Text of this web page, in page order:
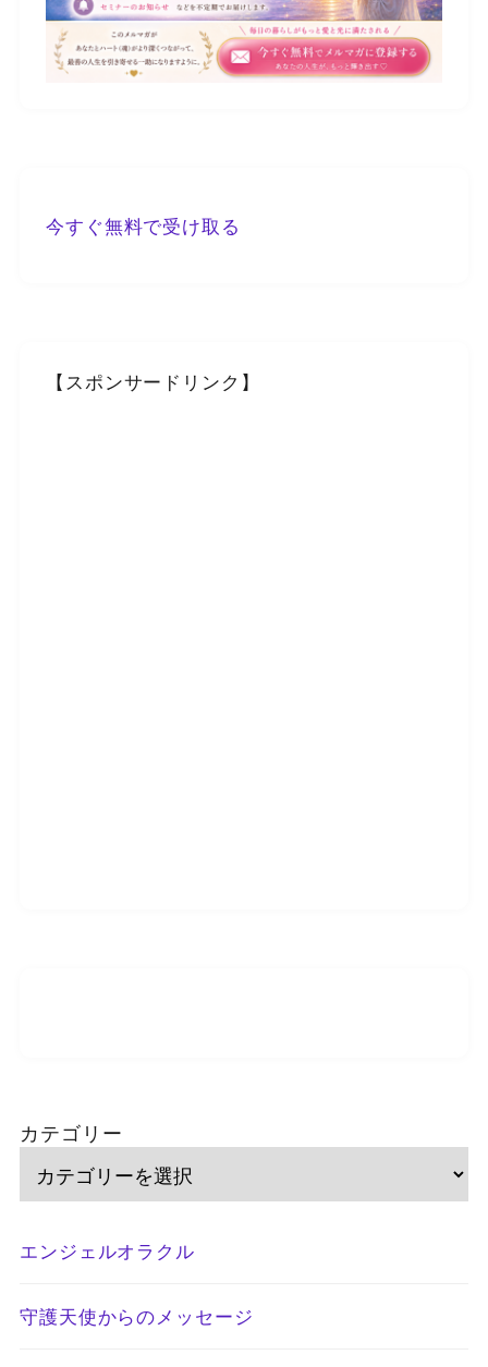
今すぐ無料で受け取る
【スポンサードリンク】
カテゴリー
エンジェルオラクル
守護天使からのメッセージ